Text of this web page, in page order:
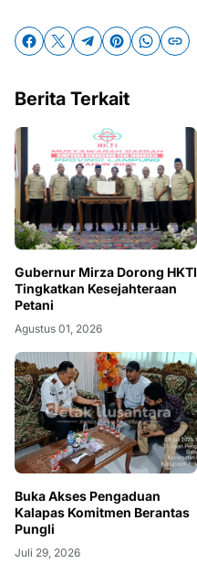
Berita Terkait
Gubernur Mirza Dorong HKTI
Tingkatkan Kesejahteraan
Petani
Agustus 01, 2026
Buka Akses Pengaduan
Kalapas Komitmen Berantas
Pungli
Juli 29, 2026